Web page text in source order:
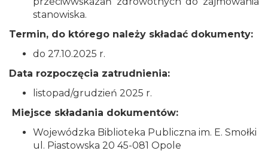
stanowiska.
Termin, do którego należy składać dokumenty:
do 27.10.2025 r.
Data rozpoczęcia zatrudnienia:
listopad/grudzień 2025 r.
Miejsce składania dokumentów:
Wojewódzka Biblioteka Publiczna im. E. Smołki
ul. Piastowska 20 45-081 Opole